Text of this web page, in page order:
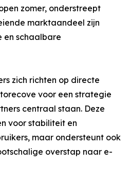
zomer, onderstreept
marktaandeel zijn
en schaalbare
zich richten op directe
voor een strategie
centraal staan. Deze
voor stabiliteit en
maar ondersteunt ook
overstap naar e-